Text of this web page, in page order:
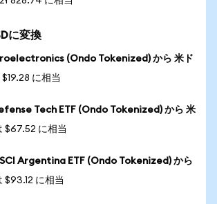
に変換
(Ondo Tokenized) から 米ド
に相当
Tech ETF (Ondo Tokenized) から 米
$67.52 に相当
Argentina ETF (Ondo Tokenized) から
$93.12 に相当